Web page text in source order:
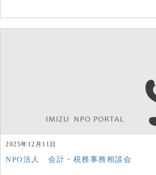
2025年12月11日
NPO法人 会計・税務事務相談会